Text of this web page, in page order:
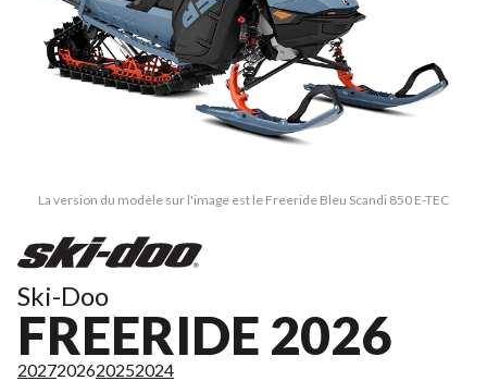
La version du modèle sur l'image est le Freeride Bleu Scandi 850 E-TEC
Ski-Doo
FREERIDE 2026
2027202620252024